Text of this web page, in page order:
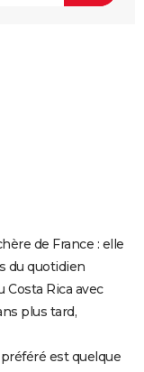
de France : elle
du quotidien
Costa Rica avec
plus tard,
est quelque